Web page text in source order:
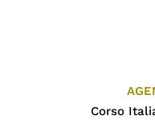
Corso